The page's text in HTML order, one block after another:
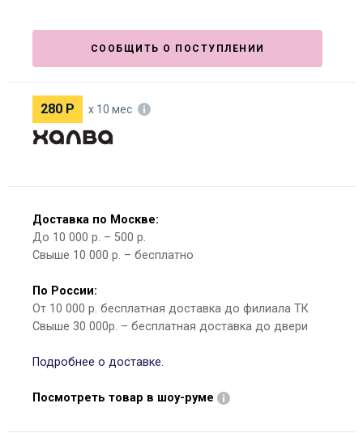
СООБЩИТЬ О ПОСТУПЛЕНИИ
280 Р х 10 мес
Доставка по Москве:
До 10 000 р. – 500 р.
Свыше 10 000 р. – бесплатно
По России:
От 10 000 р. бесплатная доставка до филиала ТК
Свыше 30 000р. – бесплатная доставка до двери
Подробнее о доставке.
Посмотреть товар в шоу-руме